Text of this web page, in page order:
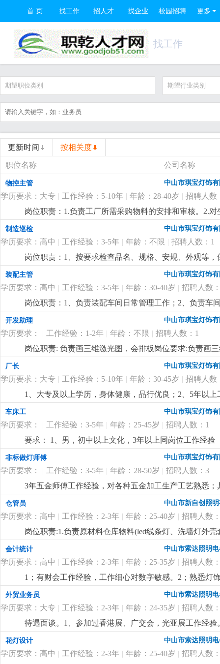
首 页 找工作 招人才 找企业 校园招聘 更多
找工作
期望职位类别 期望行业类别
更新时间 按相关度
职位名称 公司名称
物控主管 中山市琪宝灯饰
学历要求：大专 | 工作经验：5-10年 | 年龄：28-40岁 | 招聘人数
岗位职责：1.负责工厂所需采购物料的安排和审核。2.
了解。4.负责采购员、计划员和车辆的管理。5.监督车
历，电脑精通；2.5年以上非标工程灯饰企业计划管理
控制能力，有较强的管理、组织、协调、沟通能力；4.
制造巡检 中山市琪宝灯饰
学历要求：高中 | 工作经验：3-5年 | 年龄：不限 | 招聘人数：1
岗位职责：1、按要求检查品名、规格、安规、外观等
悉酒店工程灯饰结构、安规要求，整体效果，表面加工
装配主管 中山市琪宝灯饰
学历要求：高中 | 工作经验：3-5年 | 年龄：30-40岁 | 招聘人数
岗位职责：1、负责装配车间日常管理工作；2、负责车
经验；2、熟悉灯饰（工程灯、非标灯饰）装配流程优先
开发助理 中山市琪宝灯饰
学历要求： | 工作经验：1-2年 | 年龄：不限 | 招聘人数：1
岗位职责: 负责画三维激光图，会排板岗位要求:负责画
厂长 中山市琪宝灯饰
学历要求：大专 | 工作经验：5-10年 | 年龄：30-45岁 | 招聘人数
1、大专及以上学历，身体健康，品行优良；2、5年以
达能力强，思维敏捷，员工激励手法熟练；4、有
定的培训能力，指导帮助下属成长经验丰富；更详细 ...
车床工 中山市琪宝灯饰
学历要求： | 工作经验：3-5年 | 年龄：25-45岁 | 招聘人数：1
要求： 1、男，初中以上文化，3年以上同岗位工作经
程灯饰厂工作经验优先。更详细...
非标做灯师傅 中山市琪宝灯饰
学历要求： | 工作经验：3-5年 | 年龄：28-50岁 | 招聘人数：3
3年五金师傅工作经验，对各种五金加工生产工艺熟悉
尽快想出解决方案。更详细...
仓管员 中山市新自创照
学历要求：高中 | 工作经验：2-3年 | 年龄：25-40岁 | 招聘人数
岗位职责:1.负责原材料仓库物料(led线条灯、洗墙灯外
盘点，保持数据准确性3.负责仓库物料进出单据整理录
会计统计 中山市索达照明
学历要求：高中 | 工作经验：2-3年 | 年龄：25-35岁 | 招聘人数
1；有财会工作经验，工作细心对数字敏感。2；熟悉灯
核算，懂看产品bom表。更详细...
外贸业务员 中山市索达照明
学历要求：大专 | 工作经验：2-3年 | 年龄：24-35岁 | 招聘人数
待遇面谈。1、参加过香港展、广交会，光亚展工作经
也有客户平台收入可观。更详细...
花灯设计 中山市索达照明
学历要求：高中 | 工作经验：2-3年 | 年龄：25-40岁 | 招聘人数